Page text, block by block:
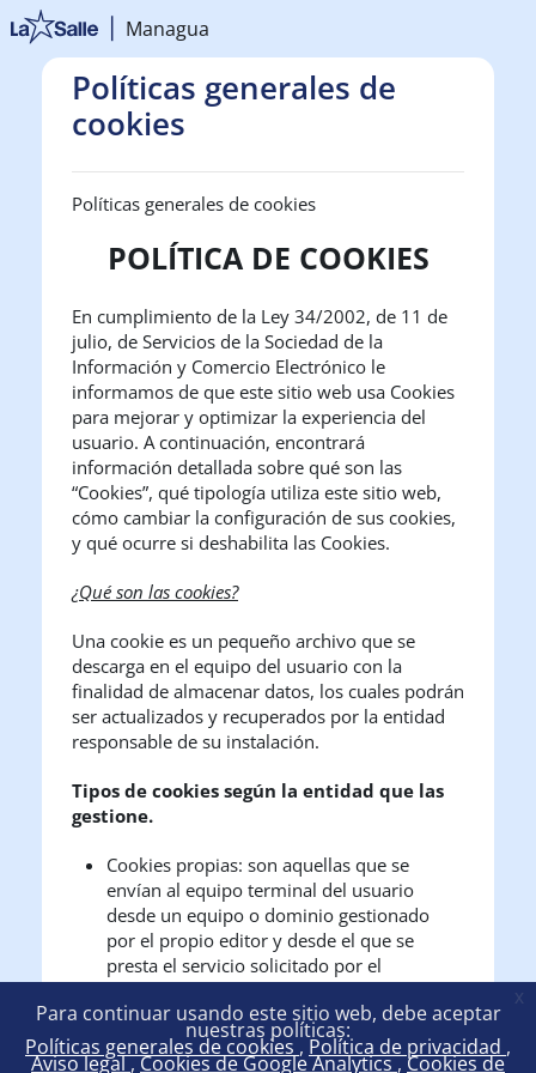
Salta al contenido principal
Para continuar usando este sitio web, debe aceptar
nuestras políticas:
Políticas generales de cookies Política de privacidad
Aviso legal Cookies de Google Analytics Cookies de
x
Managua
Políticas generales de
cookies
Políticas generales de cookies
POLÍTICA DE COOKIES
En cumplimiento de la Ley 34/2002, de 11 de
julio, de Servicios de la Sociedad de la
Información y Comercio Electrónico le
informamos de que este sitio web usa Cookies
para mejorar y optimizar la experiencia del
usuario. A continuación, encontrará
información detallada sobre qué son las
“Cookies”, qué tipología utiliza este sitio web,
cómo cambiar la configuración de sus cookies,
y qué ocurre si deshabilita las Cookies.
¿Qué son las cookies?
Una cookie es un pequeño archivo que se
descarga en el equipo del usuario con la
finalidad de almacenar datos, los cuales podrán
ser actualizados y recuperados por la entidad
responsable de su instalación.
Tipos de cookies según la entidad que las
gestione.
Cookies propias: son aquellas que se
envían al equipo terminal del usuario
desde un equipo o dominio gestionado
por el propio editor y desde el que se
presta el servicio solicitado por el
Cookies de terceros: son aquellas que se
envían al equipo terminal del usuario
desde un equipo o dominio que no es